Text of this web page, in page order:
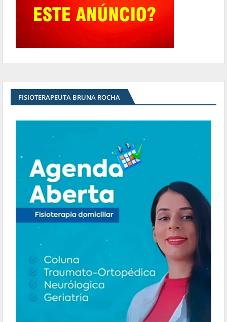
FISIOTERAPEUTA BRUNA ROCHA